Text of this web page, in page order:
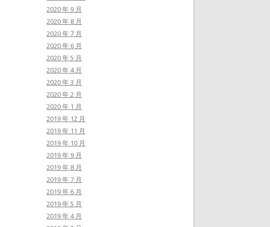
2020 年 9 月
2020 年 8 月
2020 年 7 月
2020 年 6 月
2020 年 5 月
2020 年 4 月
2020 年 3 月
2020 年 2 月
2020 年 1 月
2019 年 12 月
2019 年 11 月
2019 年 10 月
2019 年 9 月
2019 年 8 月
2019 年 7 月
2019 年 6 月
2019 年 5 月
2019 年 4 月